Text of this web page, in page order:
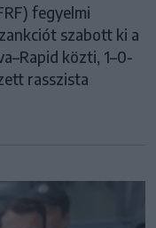
fegyelmi
szabott ki a
közti, 1–0-
rasszista